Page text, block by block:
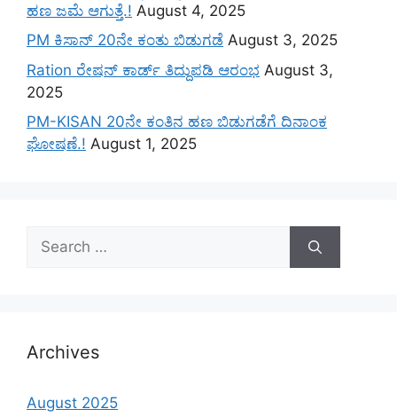
ಹಣ ಜಮೆ‌ ಆಗುತ್ತೆ.! August 4, 2025
PM ಕಿಸಾನ್ 20ನೇ ಕಂತು ಬಿಡುಗಡೆ August 3, 2025
Ration ರೇಷನ್ ಕಾರ್ಡ್ ತಿದ್ದುಪಡಿ ಆರಂಭ August 3,
2025
PM-KISAN 20ನೇ ಕಂತಿನ ಹಣ ಬಿಡುಗಡೆಗೆ ದಿನಾಂಕ
ಘೋಷಣೆ.! August 1, 2025
Search
for:
Archives
August 2025